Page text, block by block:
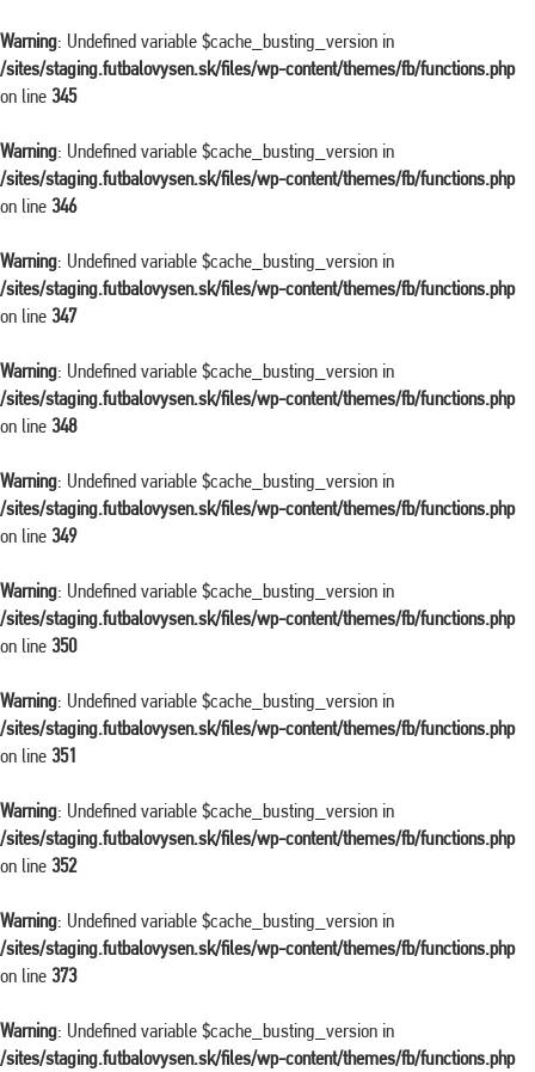
Warning: Undefined variable $cache_busting_version in
/sites/staging.futbalovysen.sk/files/wp-content/themes/fb/functions.php
on line 345
Warning: Undefined variable $cache_busting_version in
/sites/staging.futbalovysen.sk/files/wp-content/themes/fb/functions.php
on line 346
Warning: Undefined variable $cache_busting_version in
/sites/staging.futbalovysen.sk/files/wp-content/themes/fb/functions.php
on line 347
Warning: Undefined variable $cache_busting_version in
/sites/staging.futbalovysen.sk/files/wp-content/themes/fb/functions.php
on line 348
Warning: Undefined variable $cache_busting_version in
/sites/staging.futbalovysen.sk/files/wp-content/themes/fb/functions.php
on line 349
Warning: Undefined variable $cache_busting_version in
/sites/staging.futbalovysen.sk/files/wp-content/themes/fb/functions.php
on line 350
Warning: Undefined variable $cache_busting_version in
/sites/staging.futbalovysen.sk/files/wp-content/themes/fb/functions.php
on line 351
Warning: Undefined variable $cache_busting_version in
/sites/staging.futbalovysen.sk/files/wp-content/themes/fb/functions.php
on line 352
Warning: Undefined variable $cache_busting_version in
/sites/staging.futbalovysen.sk/files/wp-content/themes/fb/functions.php
on line 373
Warning: Undefined variable $cache_busting_version in
/sites/staging.futbalovysen.sk/files/wp-content/themes/fb/functions.php